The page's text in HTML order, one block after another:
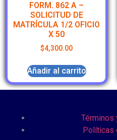
FORM. 862 A –
SOLICITUD DE
MATRÍCULA 1/2 OFICIO
X 50
$4,300.00
Añadir al carrito
Términos
Políticas